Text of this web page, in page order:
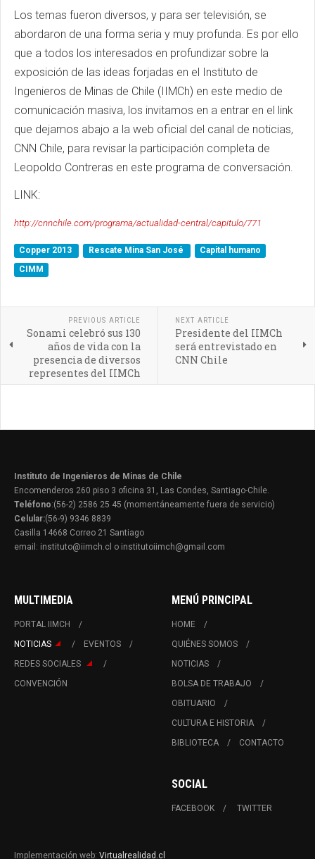
Los temas fueron diversos, y para ser televisión, se
abordaron de una forma seria y muy profunda. Es por ello
que a todos los interesados en profundizar sobre la
exposición de las ideas forjadas en el Instituto de
Ingenieros de Minas de Chile (IIMCh) en este medio de
comunicación masiva, los invitamos en a entrar en el link
que dejamos abajo a la web oficial del canal de noticias,
CNN Chile, para revisar la participación completa de
Leopoldo Contreras en este programa de conversación.
LINK:
http://cnnchile.com/programa/actualidad-central/capitulo/771
Copper 2013 Rescate Mina San José
Capital humano
CIMM
PREVIOUS ARTICLE
Sonami celebró sus 130
años de vida con la
presencia de diversos
representes del IIMCh
NEXT ARTICLE
Presidente del IIMCh
será entrevistado en
CNN Chile
Instituto de Ingenieros de Minas de Chile
Encomenderos 260 piso 3 oficina 31, Las Condes, Santiago-Chile.
Teléfono:(56-2) 2586 25 45 (momentáneamente fuera de servicio)
Celular:(56-9) 9346 8839
Casilla 14668 Correo 21 Santiago
email: instituto@iimch.cl o institutoiimch@gmail.com
MULTIMEDIA
PORTAL IIMCH
NOTICIAS
EVENTOS
REDES SOCIALES
CONVENCIÓN
MENÚ PRINCIPAL
HOME
QUIÉNES SOMOS
NOTICIAS
BOLSA DE TRABAJO
OBITUARIO
CULTURA E HISTORIA
BIBLIOTECA
CONTACTO
SOCIAL
FACEBOOK TWITTER
Implementación web: Virtualrealidad.cl